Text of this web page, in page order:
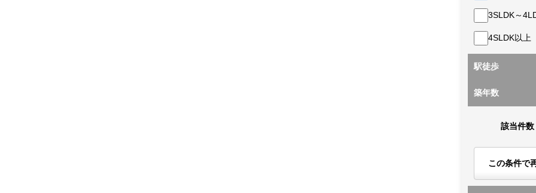
3SLDK～
4SLDK以上
駅徒歩
築年数
該当件数
この条件で